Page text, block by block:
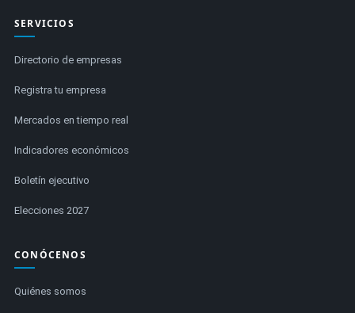
SERVICIOS
Directorio de empresas
Registra tu empresa
Mercados en tiempo real
Indicadores económicos
Boletín ejecutivo
Elecciones 2027
CONÓCENOS
Quiénes somos